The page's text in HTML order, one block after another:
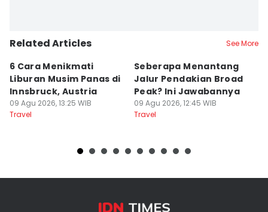
Related Articles See More
6 Cara Menikmati
Liburan Musim Panas di
Innsbruck, Austria
09 Agu 2026, 13:25 WIB
Travel
Seberapa Menantang
Jalur Pendakian Broad
Peak? Ini Jawabannya
09 Agu 2026, 12:45 WIB
Travel